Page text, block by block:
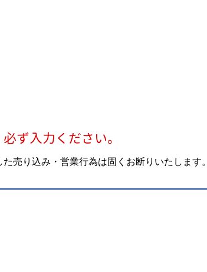
ず入力ください。
売り込み・営業行為は固くお断りいたします。